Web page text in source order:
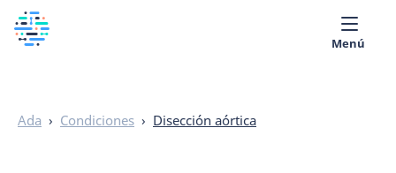
Menú
Ada › Condiciones › Disección aórtica